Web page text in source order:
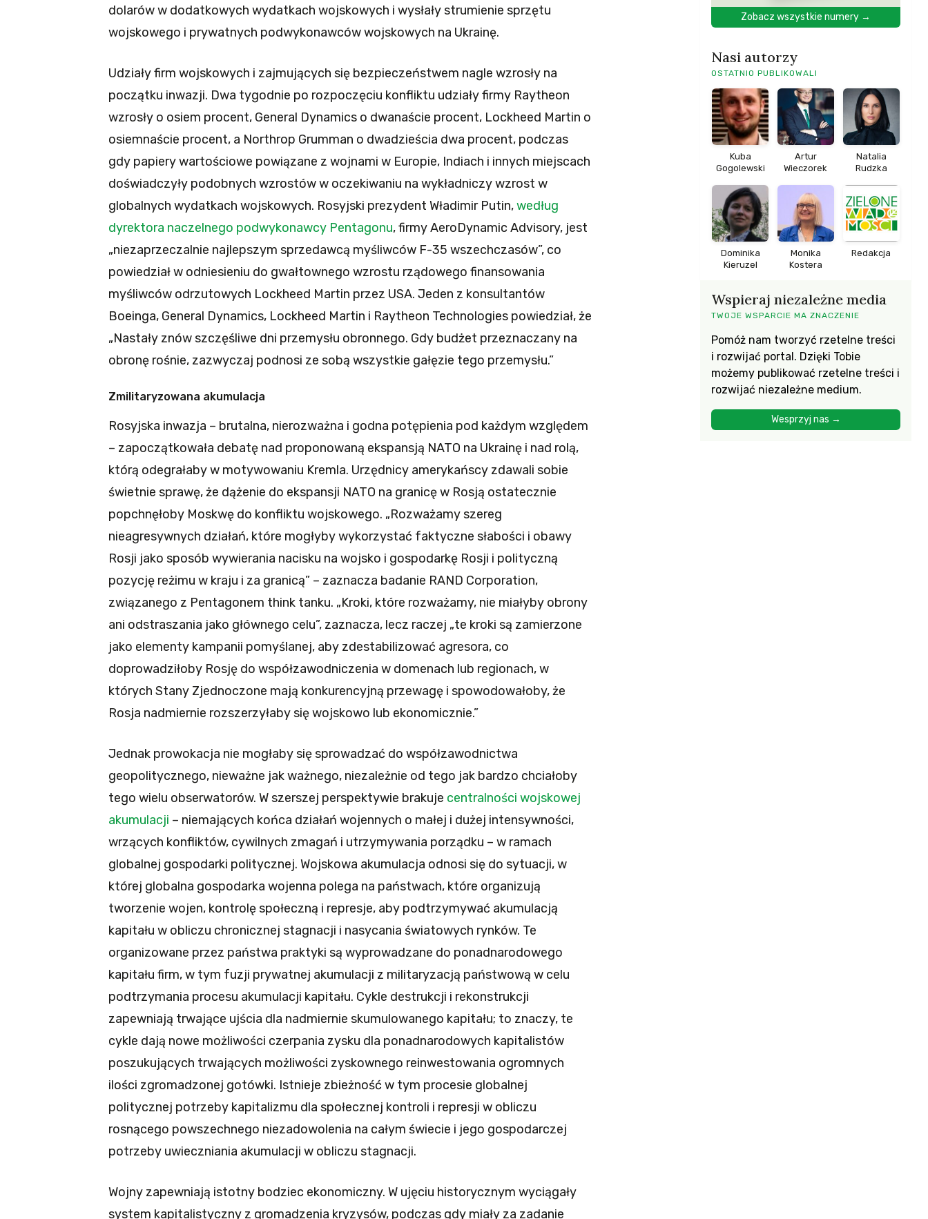
dolarów w dodatkowych wydatkach wojskowych i wysłały strumienie sprzętu
wojskowego i prywatnych podwykonawców wojskowych na Ukrainę.
Udziały firm wojskowych i zajmujących się bezpieczeństwem nagle wzrosły na
początku inwazji. Dwa tygodnie po rozpoczęciu konfliktu udziały firmy Raytheon
wzrosły o osiem procent, General Dynamics o dwanaście procent, Lockheed Martin o
osiemnaście procent, a Northrop Grumman o dwadzieścia dwa procent, podczas
gdy papiery wartościowe powiązane z wojnami w Europie, Indiach i innych miejscach
doświadczyły podobnych wzrostów w oczekiwaniu na wykładniczy wzrost w
globalnych wydatkach wojskowych. Rosyjski prezydent Władimir Putin,według
dyrektora naczelnego podwykonawcy Pentagonu, firmy AeroDynamic Advisory, jest
„niezaprzeczalnie najlepszym sprzedawcą myśliwców F-35 wszechczasów”, co
powiedział w odniesieniu do gwałtownego wzrostu rządowego finansowania
myśliwców odrzutowych Lockheed Martin przez USA. Jeden z konsultantów
Boeinga, General Dynamics, Lockheed Martin i Raytheon Technologies powiedział, że
„Nastały znów szczęśliwe dni przemysłu obronnego. Gdy budżet przeznaczany na
obronę rośnie, zazwyczaj podnosi ze sobą wszystkie gałęzie tego przemysłu.”
Zmilitaryzowana akumulacja
Rosyjska inwazja – brutalna, nierozważna i godna potępienia pod każdym względem
– zapoczątkowała debatę nad proponowaną ekspansją NATO na Ukrainę i nad rolą,
którą odegrałaby w motywowaniu Kremla. Urzędnicy amerykańscy zdawali sobie
świetnie sprawę, że dążenie do ekspansji NATO na granicę w Rosją ostatecznie
popchnęłoby Moskwę do konfliktu wojskowego. „Rozważamy szereg
nieagresywnych działań, które mogłyby wykorzystać faktyczne słabości i obawy
Rosji jako sposób wywierania nacisku na wojsko i gospodarkę Rosji i polityczną
pozycję reżimu w kraju i za granicą” – zaznacza badanie RAND Corporation,
związanego z Pentagonem think tanku. „Kroki, które rozważamy, nie miałyby obrony
ani odstraszania jako głównego celu”, zaznacza, lecz raczej „te kroki są zamierzone
jako elementy kampanii pomyślanej, aby zdestabilizować agresora, co
doprowadziłoby Rosję do współzawodniczenia w domenach lub regionach, w
których Stany Zjednoczone mają konkurencyjną przewagę i spowodowałoby, że
Rosja nadmiernie rozszerzyłaby się wojskowo lub ekonomicznie.”
Jednak prowokacja nie mogłaby się sprowadzać do współzawodnictwa
geopolitycznego, nieważne jak ważnego, niezależnie od tego jak bardzo chciałoby
tego wielu obserwatorów. W szerszej perspektywie brakuje centralności wojskowej
akumulacji – niemających końca działań wojennych o małej i dużej intensywności,
wrzących konfliktów, cywilnych zmagań i utrzymywania porządku – w ramach
globalnej gospodarki politycznej. Wojskowa akumulacja odnosi się do sytuacji, w
której globalna gospodarka wojenna polega na państwach, które organizują
tworzenie wojen, kontrolę społeczną i represje, aby podtrzymywać akumulacją
kapitału w obliczu chronicznej stagnacji i nasycania światowych rynków. Te
organizowane przez państwa praktyki są wyprowadzane do ponadnarodowego
kapitału firm, w tym fuzji prywatnej akumulacji z militaryzacją państwową w celu
podtrzymania procesu akumulacji kapitału. Cykle destrukcji i rekonstrukcji
zapewniają trwające ujścia dla nadmiernie skumulowanego kapitału; to znaczy, te
cykle dają nowe możliwości czerpania zysku dla ponadnarodowych kapitalistów
poszukujących trwających możliwości zyskownego reinwestowania ogromnych
ilości zgromadzonej gotówki. Istnieje zbieżność w tym procesie globalnej
politycznej potrzeby kapitalizmu dla społecznej kontroli i represji w obliczu
rosnącego powszechnego niezadowolenia na całym świecie i jego gospodarczej
potrzeby uwieczniania akumulacji w obliczu stagnacji.
Wojny zapewniają istotny bodziec ekonomiczny. W ujęciu historycznym wyciągały
system kapitalistyczny z gromadzenia kryzysów, podczas gdy miały za zadanie
Zobacz wszystkie numery →
Nasi autorzy
OSTATNIO PUBLIKOWALI
Kuba
Gogolewski
Artur
Wieczorek
Natalia
Rudzka
Dominika
Kieruzel
Monika
Kostera
Redakcja
Wspieraj niezależne media
TWOJE WSPARCIE MA ZNACZENIE
Pomóż nam tworzyć rzetelne treści
i rozwijać portal. Dzięki Tobie
możemy publikować rzetelne treści i
rozwijać niezależne medium.
Wesprzyj nas →